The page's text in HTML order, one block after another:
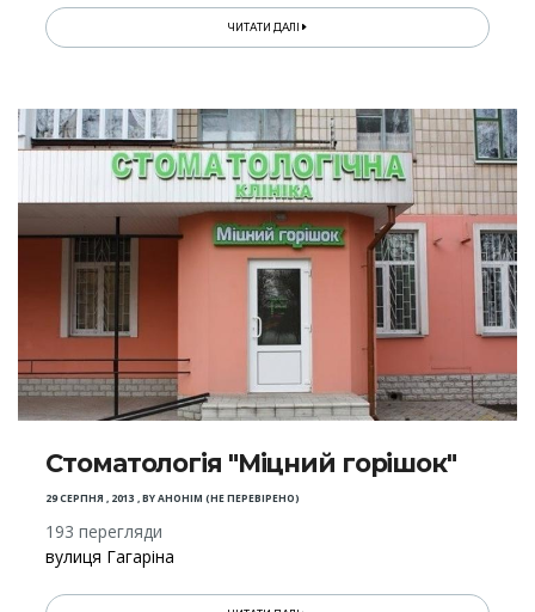
ЧИТАТИ ДАЛІ
Стоматологія "Міцний горішок"
29 СЕРПНЯ , 2013 ,BYАНОНІМ (НЕ ПЕРЕВІРЕНО)
193 перегляди
вулиця Гагаріна